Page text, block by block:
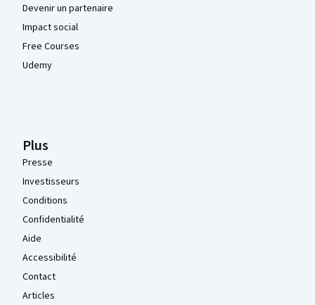
Devenir un partenaire
Impact social
Free Courses
Udemy
Plus
Presse
Investisseurs
Conditions
Confidentialité
Aide
Accessibilité
Contact
Articles